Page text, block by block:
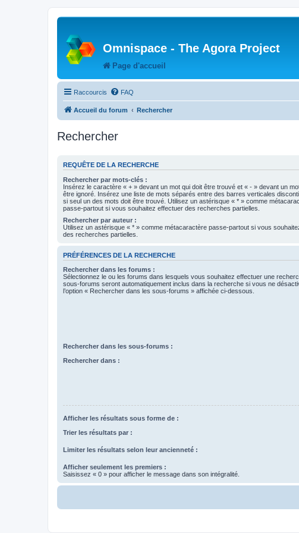
Omnispace - The Agora Project
Page d'accueil
Raccourcis FAQ
Accueil du forum Rechercher
Rechercher
REQUÊTE DE LA RECHERCHE
Rechercher par mots-clés :
Insérez le caractère « + » devant un mot qui doit être trouvé et « - » devant un
être ignoré. Insérez une liste de mots séparés entre des barres verticales
si seul un des mots doit être trouvé. Utilisez un astérisque « * » comme
passe-partout si vous souhaitez effectuer des recherches partielles.
Rechercher par auteur :
Utilisez un astérisque « * » comme métacaractère passe-partout si vous
des recherches partielles.
PRÉFÉRENCES DE LA RECHERCHE
Rechercher dans les forums :
Sélectionnez le ou les forums dans lesquels vous souhaitez effectuer une
sous-forums seront automatiquement inclus dans la recherche si vous ne
l’option « Rechercher dans les sous-forums » affichée ci-dessous.
Rechercher dans les sous-forums :
Rechercher dans :
Afficher les résultats sous forme de :
Trier les résultats par :
Limiter les résultats selon leur ancienneté :
Afficher seulement les premiers :
Saisissez « 0 » pour afficher le message dans son intégralité.